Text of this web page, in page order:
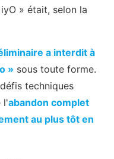
» était, selon la
a interdit à
» sous toute forme.
techniques
l'abandon complet
au plus tôt en